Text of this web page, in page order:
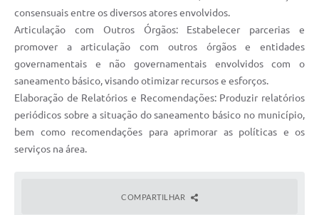
consensuais entre os diversos atores envolvidos.
Articulação com Outros Órgãos: Estabelecer parcerias e
promover a articulação com outros órgãos e entidades
governamentais e não governamentais envolvidos com o
saneamento básico, visando otimizar recursos e esforços.
Elaboração de Relatórios e Recomendações: Produzir relatórios
periódicos sobre a situação do saneamento básico no município,
bem como recomendações para aprimorar as políticas e os
serviços na área.
COMPARTILHAR